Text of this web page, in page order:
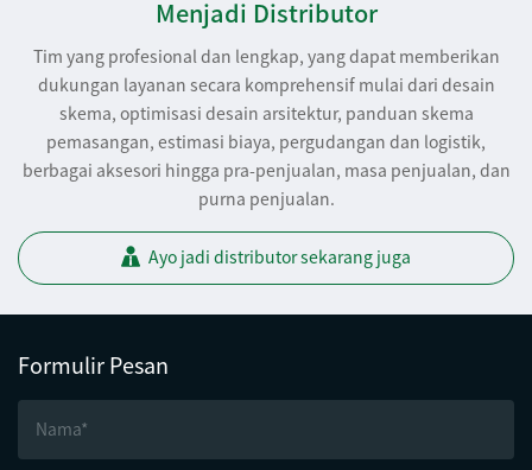
Menjadi Distributor
Tim yang profesional dan lengkap, yang dapat memberikan
dukungan layanan secara komprehensif mulai dari desain
skema, optimisasi desain arsitektur, panduan skema
pemasangan, estimasi biaya, pergudangan dan logistik,
berbagai aksesori hingga pra-penjualan, masa penjualan, dan
purna penjualan.
Ayo jadi distributor sekarang juga
Formulir Pesan